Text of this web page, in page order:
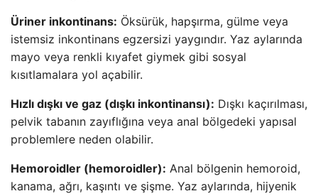
Üriner inkontinans: Öksürük, hapşırma, gülme veya
istemsiz inkontinans egzersizi yaygındır. Yaz aylarında
mayo veya renkli kıyafet giymek gibi sosyal
kısıtlamalara yol açabilir.
Hızlı dışkı ve gaz (dışkı inkontinansı): Dışkı kaçırılması,
pelvik tabanın zayıflığına veya anal bölgedeki yapısal
problemlere neden olabilir.
Hemoroidler (hemoroidler): Anal bölgenin hemoroid,
kanama, ağrı, kaşıntı ve şişme. Yaz aylarında, hijyenik